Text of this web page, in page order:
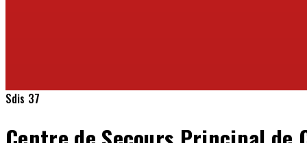
Sdis 37